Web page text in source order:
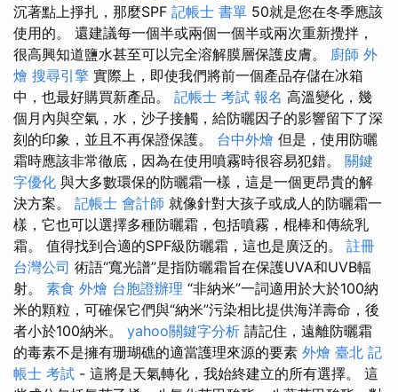
沉著點上掙扎，那麼SPF 記帳士 書單 50就是您在冬季應該
使用的。 還建議每一個半或兩個一個半或兩次重新攪拌，
很高興知道鹽水甚至可以完全溶解膜層保護皮膚。 廚師 外
燴 搜尋引擎 實際上，即使我們將前一個產品存儲在冰箱
中，也最好購買新產品。 記帳士 考試 報名 高溫變化，幾
個月內與空氣，水，沙子接觸，給防曬因子的影響留下了深
刻的印象，並且不再保證保護。 台中外燴 但是，使用防曬
霜時應該非常徹底，因為在使用噴霧時很容易犯錯。 關鍵
字優化 與大多數環保的防曬霜一樣，這是一個更昂貴的解
決方案。 記帳士 會計師 就像針對大孩子或成人的防曬霜一
樣，它也可以選擇多種防曬霜，包括噴霧，棍棒和傳統乳
霜。 值得找到合適的SPF級防曬霜，這也是廣泛的。 註冊
台灣公司 術語“寬光譜”是指防曬霜旨在保護UVA和UVB輻
射。 素食 外燴 台胞證辦理 “非納米”一詞適用於大於100納
米的顆粒，可確保它們與“納米”污染相比提供海洋壽命，後
者小於100納米。 yahoo關鍵字分析 請記住，遠離防曬霜
的毒素不是擁有珊瑚礁的適當護理來源的要素 外燴 臺北 記
帳士 考試 - 這將是天氣轉化，我始終建立的所有選擇。 這